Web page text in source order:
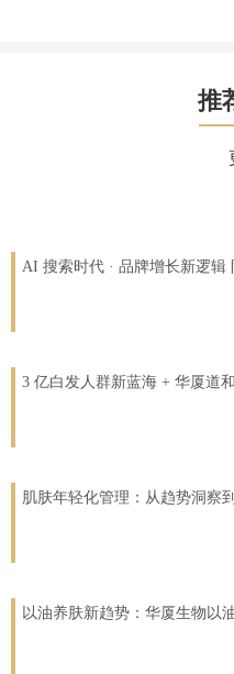
推
3 亿白发人群新蓝海 + 华厦道
肌肤年轻化管理：从趋势洞察